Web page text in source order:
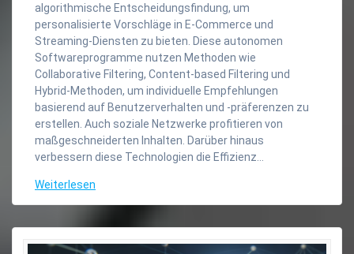
algorithmische Entscheidungsfindung, um
personalisierte Vorschläge in E-Commerce und
Streaming-Diensten zu bieten. Diese autonomen
Softwareprogramme nutzen Methoden wie
Collaborative Filtering, Content-based Filtering und
Hybrid-Methoden, um individuelle Empfehlungen
basierend auf Benutzerverhalten und -präferenzen zu
erstellen. Auch soziale Netzwerke profitieren von
maßgeschneiderten Inhalten. Darüber hinaus
verbessern diese Technologien die Effizienz…
Weiterlesen